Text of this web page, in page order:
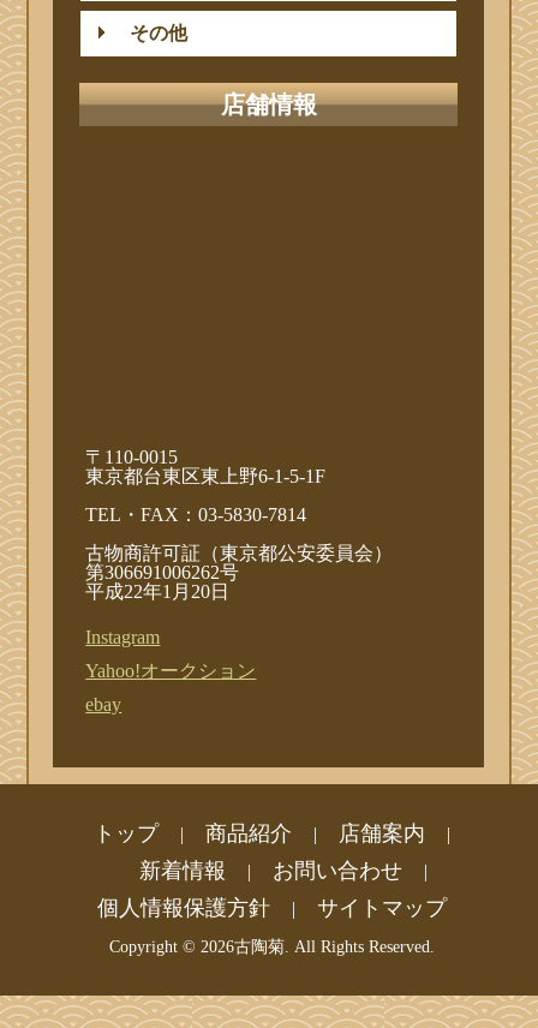
その他
店舗情報
〒110-0015
東京都台東区東上野6-1-5-1F
TEL・FAX：03-5830-7814
古物商許可証（東京都公安委員会）
第306691006262号
平成22年1月20日
Instagram
Yahoo!オークション
ebay
トップ | 商品紹介 | 店舗案内 |
新着情報 | お問い合わせ |
個人情報保護方針 | サイトマップ
Copyright ©2026古陶菊. All Rights Reserved.